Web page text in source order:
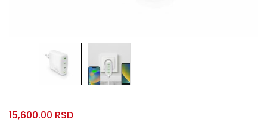
15,600.00 RSD